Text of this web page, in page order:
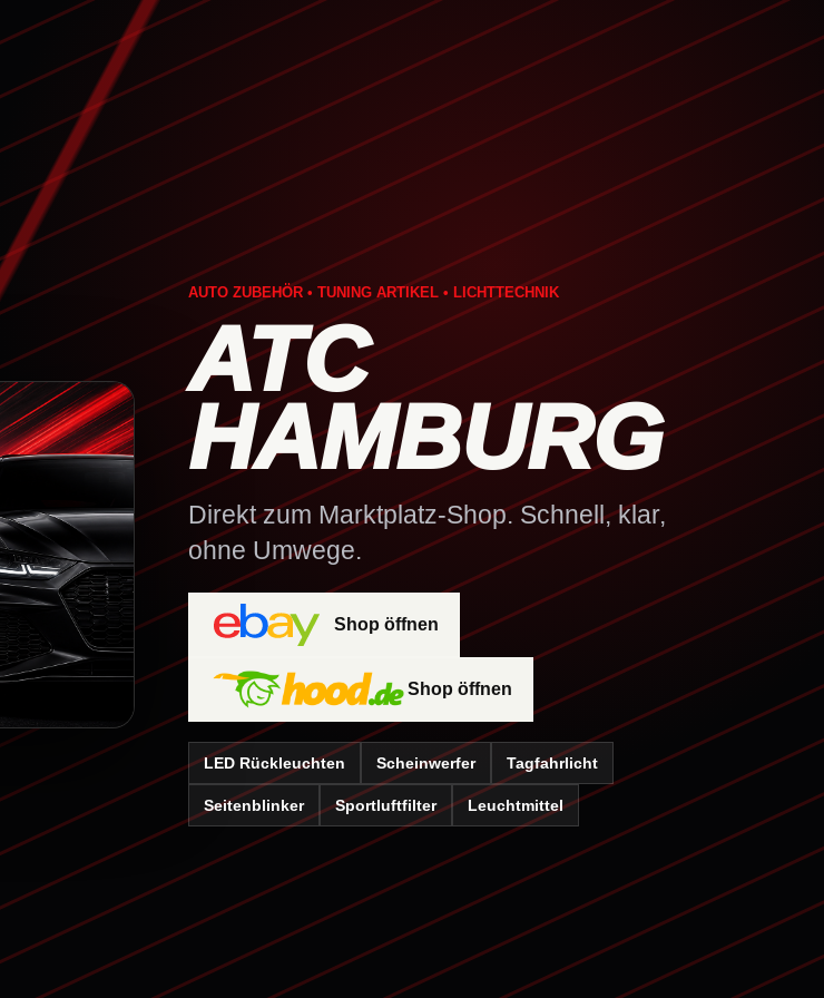
AUTO ZUBEHÖR • TUNING ARTIKEL • LICHTTECHNIK
ATC
HAMBURG
Direkt zum Marktplatz-Shop. Schnell, klar,
ohne Umwege.
Shop öffnen
Shop öffnen
LED Rückleuchten Scheinwerfer Tagfahrlicht
Seitenblinker Sportluftfilter Leuchtmittel